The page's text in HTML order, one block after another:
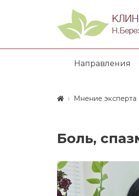
Направления
Мнение эксперта
Боль,